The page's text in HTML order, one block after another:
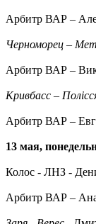
Арбитр ВАР –
Черноморец –
Арбитр ВАР –
Кривбасс –
Арбитр ВАР –
13 мая,
Колос - ЛНЗ -
Арбитр ВАР –